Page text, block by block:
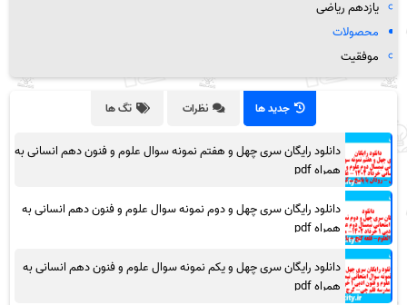
یازدهم ریاضی
محصولات
موفقیت
جدید ها نظرات تگ ها
دانلود رایگان سری چهل و هفتم نمونه سوال علوم و فنون دهم انسانی به
همراه pdf
دانلود رایگان سری چهل و دوم نمونه سوال علوم و فنون دهم انسانی به
همراه pdf
دانلود رایگان سری چهل و یکم نمونه سوال علوم و فنون دهم انسانی به
همراه pdf